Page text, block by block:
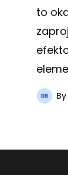
to
By